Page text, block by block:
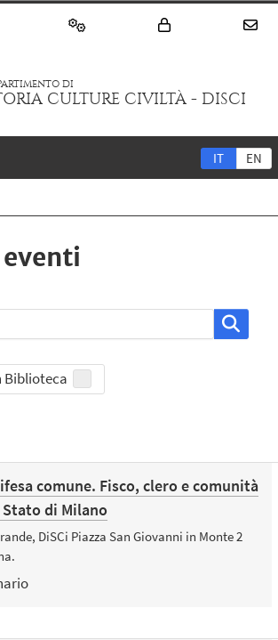
DI
CULTURE CIVILTÀ - DISCI
IT EN
Biblioteca
comune. Fisco, clero e comunità
di Milano
DiSCi Piazza San Giovanni in Monte 2